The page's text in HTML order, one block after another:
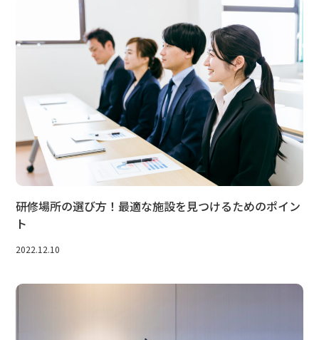
研修場所の選び方！最適な施設を見つけるためのポイン
ト
2022.12.10